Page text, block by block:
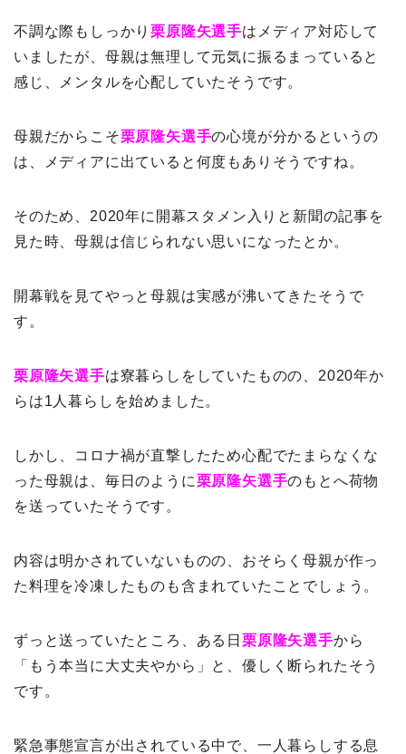
不調な際もしっかり栗原隆矢選手はメディア対応して
いましたが、母親は無理して元気に振るまっていると
感じ、メンタルを心配していたそうです。
母親だからこそ栗原隆矢選手の心境が分かるというの
は、メディアに出ていると何度もありそうですね。
そのため、2020年に開幕スタメン入りと新聞の記事を
見た時、母親は信じられない思いになったとか。
開幕戦を見てやっと母親は実感が沸いてきたそうで
す。
栗原隆矢選手は寮暮らしをしていたものの、2020年か
らは1人暮らしを始めました。
しかし、コロナ禍が直撃したため心配でたまらなくな
った母親は、毎日のように栗原隆矢選手のもとへ荷物
を送っていたそうです。
内容は明かされていないものの、おそらく母親が作っ
た料理を冷凍したものも含まれていたことでしょう。
ずっと送っていたところ、ある日 栗原隆矢選手から
「もう本当に大丈夫やから」と、優しく断られたそう
です。
緊急事態宣言が出されている中で、一人暮らしする息